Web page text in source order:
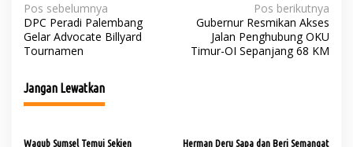
N
a
v
i
g
Pos sebelumnya
DPC Peradi Palembang
Gelar Advocate Billyard
Tournamen
Pos berikutnya
Gubernur Resmikan Akses
Jalan Penghubung OKU
Timur-OI Sepanjang 68 KM
Jangan Lewatkan
Wagub Sumsel Temui Sekjen
Herman Deru Sapa dan Beri Semangat